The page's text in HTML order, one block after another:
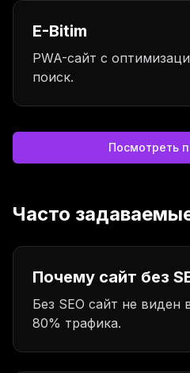
E-Bitim
PWA-сайт с
поиск.
Посмотреть
Часто
Почему сайт без
Без SEO сайт не виден
80% трафика.